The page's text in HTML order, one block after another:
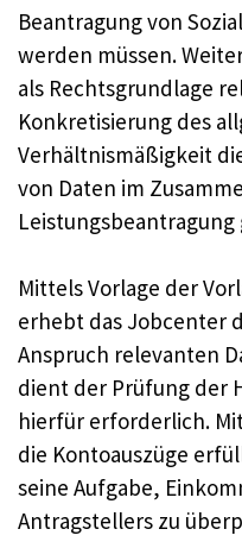
Beantragung von
werden müssen. Weiter
als Rechtsgrundlage
Konkretisierung des
Verhältnismäßigkeit
von Daten im
Mittels Vorlage der
erhebt das Jobcenter
Anspruch relevanten
dient der Prüfung der
hierfür erforderlich.
die Kontoauszüge
seine Aufgabe,
Antragstellers zu